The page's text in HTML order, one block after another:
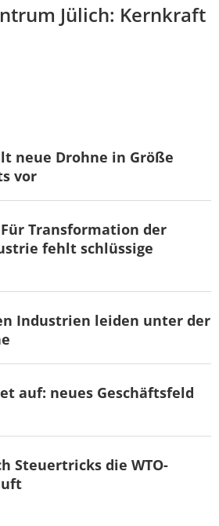
Jülich: Kernkraft
neue Drohne in Größe
vor
Transformation der
fehlt schlüssige
Industrien leiden unter der
auf: neues Geschäftsfeld
Steuertricks die WTO-